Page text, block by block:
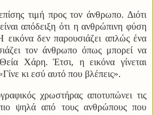
τιμή προς τον άνθρωπο. Διότι
απόδειξη ότι η ανθρώπινη φύση
δεν παρουσιάζει απλώς ένα
τον άνθρωπο όπως μπορεί να
Χάρη. Έτσι, η εικόνα γίνεται
κι εσύ αυτό που βλέπεις».
χρωστήρας αποτυπώνει τις
ψηλά από τους ανθρώπους που